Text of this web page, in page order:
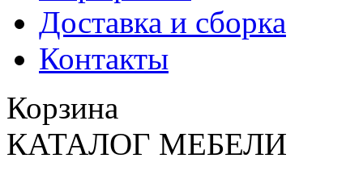
Доставка и сборка
Контакты
Корзина
КАТАЛОГ МЕБЕЛИ